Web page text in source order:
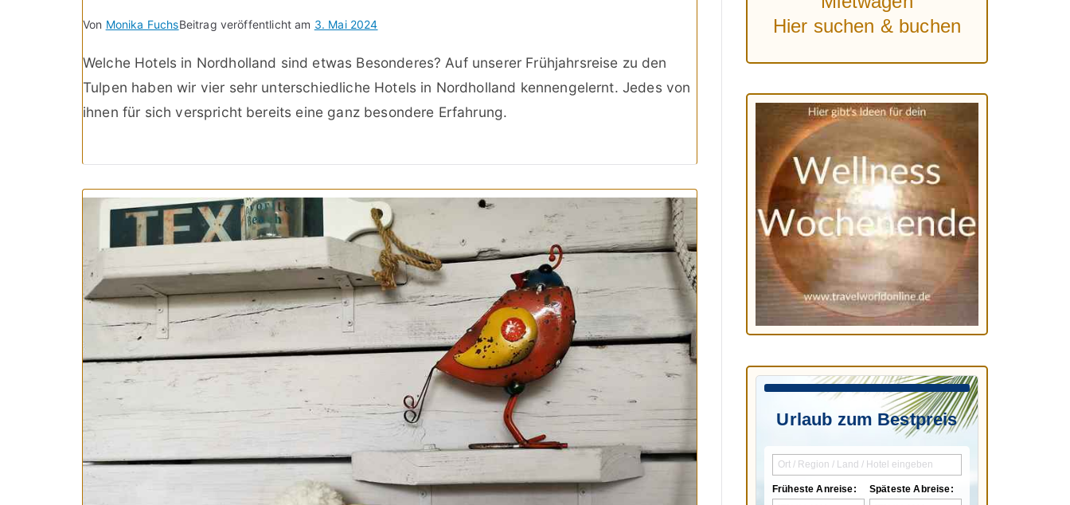
Von Monika FuchsBeitrag veröffentlicht am 3. Mai 2024
Welche Hotels in Nordholland sind etwas Besonderes? Auf unserer Frühjahrsreise zu den
Tulpen haben wir vier sehr unterschiedliche Hotels in Nordholland kennengelernt. Jedes von
ihnen für sich verspricht bereits eine ganz besondere Erfahrung.
Hier suchen & buchen
Urlaub zum Bestpreis
Früheste Anreise: Späteste Abreise: